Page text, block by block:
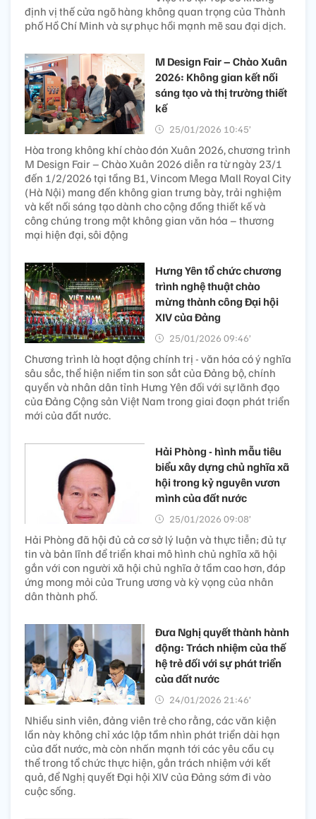
định vị thế cửa ngõ hàng không quan trọng của Thành
phố Hồ Chí Minh và sự phục hồi mạnh mẽ sau đại dịch.
M Design Fair – Chào Xuân
2026: Không gian kết nối
sáng tạo và thị trường thiết
kế
25/01/2026 10:45’
Hòa trong không khí chào đón Xuân 2026, chương trình
M Design Fair – Chào Xuân 2026 diễn ra từ ngày 23/1
đến 1/2/2026 tại tầng B1, Vincom Mega Mall Royal City
(Hà Nội) mang đến không gian trưng bày, trải nghiệm
và kết nối sáng tạo dành cho cộng đồng thiết kế và
công chúng trong một không gian văn hóa – thương
mại hiện đại, sôi động
Hưng Yên tổ chức chương
trình nghệ thuật chào
mừng thành công Đại hội
XIV của Đảng
25/01/2026 09:46’
Chương trình là hoạt động chính trị - văn hóa có ý nghĩa
sâu sắc, thể hiện niềm tin son sắt của Đảng bộ, chính
quyền và nhân dân tỉnh Hưng Yên đối với sự lãnh đạo
của Đảng Cộng sản Việt Nam trong giai đoạn phát triển
mới của đất nước.
Hải Phòng - hình mẫu tiêu
biểu xây dựng chủ nghĩa xã
hội trong kỷ nguyên vươn
mình của đất nước
25/01/2026 09:08’
Hải Phòng đã hội đủ cả cơ sở lý luận và thực tiễn; đủ tự
tin và bản lĩnh để triển khai mô hình chủ nghĩa xã hội
gắn với con người xã hội chủ nghĩa ở tầm cao hơn, đáp
ứng mong mỏi của Trung ương và kỳ vọng của nhân
dân thành phố.
Đưa Nghị quyết thành hành
động: Trách nhiệm của thế
hệ trẻ đối với sự phát triển
của đất nước
24/01/2026 21:46’
Nhiều sinh viên, đảng viên trẻ cho rằng, các văn kiện
lần này không chỉ xác lập tầm nhìn phát triển dài hạn
của đất nước, mà còn nhấn mạnh tới các yêu cầu cụ
thể trong tổ chức thực hiện, gắn trách nhiệm với kết
quả, để Nghị quyết Đại hội XIV của Đảng sớm đi vào
cuộc sống.